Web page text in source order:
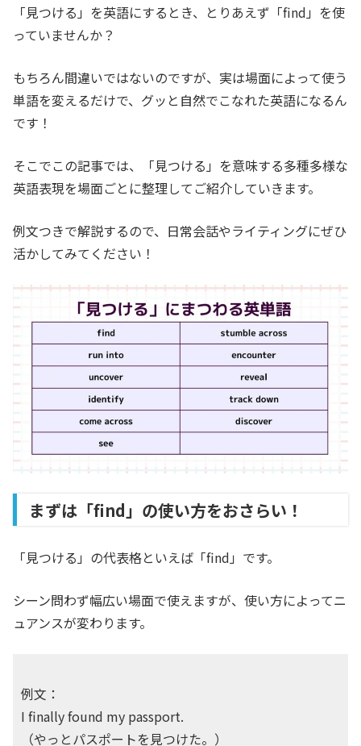
「見つける」を英語にするとき、とりあえず「find 」を使
っていませんか？
もちろん間違いではないのですが、実は場面によって使う
単語を変えるだけで、グッと自然でこなれた英語になるん
です！
そこでこの記事では、「見つける」を意味する多種多様な
英語表現を場面ごとに整理してご紹介していきます。
例文つきで解説するので、日常会話やライティングにぜひ
活かしてみてください！
まずは「find」の使い方をおさらい！
「見つける」の代表格といえば「find」です。
シーン問わず幅広い場面で使えますが、使い方によってニ
ュアンスが変わります。
例文：
I finally found my passport.
（やっとパスポートを見つけた。）